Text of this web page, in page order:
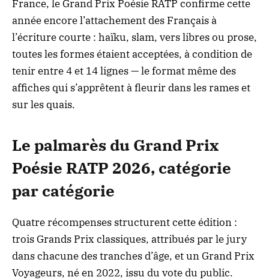
France, le Grand Prix Poésie RATP confirme cette
année encore l’attachement des Français à
l’écriture courte : haïku, slam, vers libres ou prose,
toutes les formes étaient acceptées, à condition de
tenir entre 4 et 14 lignes — le format même des
affiches qui s’apprêtent à fleurir dans les rames et
sur les quais.
Le palmarès du Grand Prix
Poésie RATP 2026, catégorie
par catégorie
Quatre récompenses structurent cette édition :
trois Grands Prix classiques, attribués par le jury
dans chacune des tranches d’âge, et un Grand Prix
Voyageurs, né en 2022, issu du vote du public.